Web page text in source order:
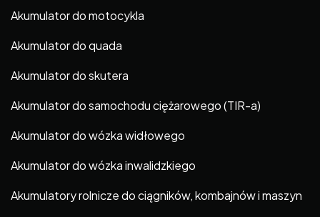
Akumulator do motocykla
Akumulator do quada
Akumulator do skutera
Akumulator do samochodu ciężarowego (TIR-a)
Akumulator do wózka widłowego
Akumulator do wózka inwalidzkiego
Akumulatory rolnicze do ciągników, kombajnów i maszyn